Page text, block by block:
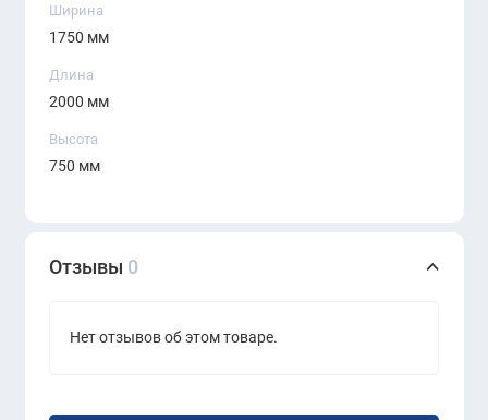
Ширина
1750 мм
Длина
2000 мм
Высота
750 мм
Отзывы 0
Нет отзывов об этом товаре.